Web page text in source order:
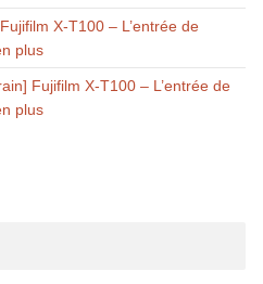
X-T100 – L’entrée de
plus
Fujifilm X-T100 – L’entrée de
plus